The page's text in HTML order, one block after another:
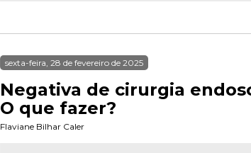
sexta-feira, 28 de fevereiro de 2025
Negativa de cirurgia
O que fazer?
Flaviane Bilhar Caler